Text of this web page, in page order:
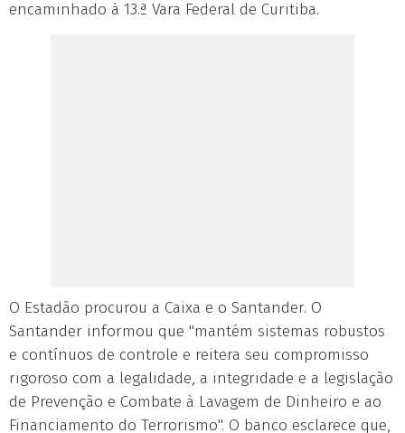
encaminhado à 13.ª Vara Federal de Curitiba.
O Estadão procurou a Caixa e o Santander. O
Santander informou que "mantém sistemas robustos
e contínuos de controle e reitera seu compromisso
rigoroso com a legalidade, a integridade e a legislação
de Prevenção e Combate à Lavagem de Dinheiro e ao
Financiamento do Terrorismo". O banco esclarece que,